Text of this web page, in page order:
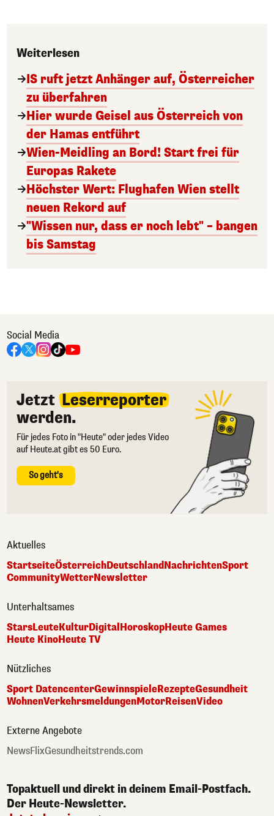
Weiterlesen
IS ruft jetzt Anhänger auf, Österreicher
zu überfahren
Hier wurde Geisel aus Österreich von
der Hamas entführt
Wien-Meidling an Bord! Start frei für
Europas Rakete
Höchster Wert: Flughafen Wien stellt
neuen Rekord auf
"Wissen nur, dass er noch lebt" – bangen
bis Samstag
Social Media
Jetzt Leserreporter
werden.
Für jedes Foto in "Heute" oder jedes Video
auf Heute.at gibt es 50 Euro.
So geht's
Aktuelles
StartseiteÖsterreichDeutschlandNachrichtenSport
CommunityWetterNewsletter
Unterhaltsames
StarsLeuteKulturDigital HoroskopHeute Games
Heute KinoHeute TV
Nützliches
Sport DatencenterGewinnspieleRezepteGesundheit
WohnenVerkehrsmeldungenMotorReisenVideo
Externe Angebote
NewsFlixGesundheitstrends.com
Topaktuell und direkt in deinem Email-Postfach.
Der Heute-Newsletter.